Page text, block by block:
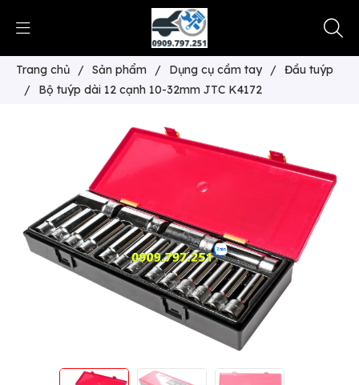
Trang chủ / Sản phẩm / Dụng cụ cầm tay / Đầu tuýp
/
Bộ tuýp dài 12 cạnh 10-32mm JTC K4172